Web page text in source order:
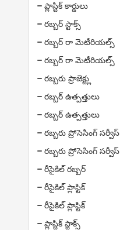
ప్లాస్టిక్ కార్డులు
రబ్బర్ స్టాక్స్
రబ్బర్ రా మెటీరియల్స్
రబ్బర్ రా మెటీరియల్స్
రబ్బరు ప్రాజెక్ట్లు
రబ్బర్ ఉత్పత్తులు
రబ్బర్ ఉత్పత్తులు
రబ్బరు ప్రోసెసింగ్ సర్వీస్
రబ్బరు ప్రోసెసింగ్ సర్వీస్
రీసైకిల్ రబ్బర్
రీసైకిల్ ప్లాస్టిక్
రీసైకిల్ ప్లాస్టిక్
ప్లాస్టిక్ స్టాక్స్